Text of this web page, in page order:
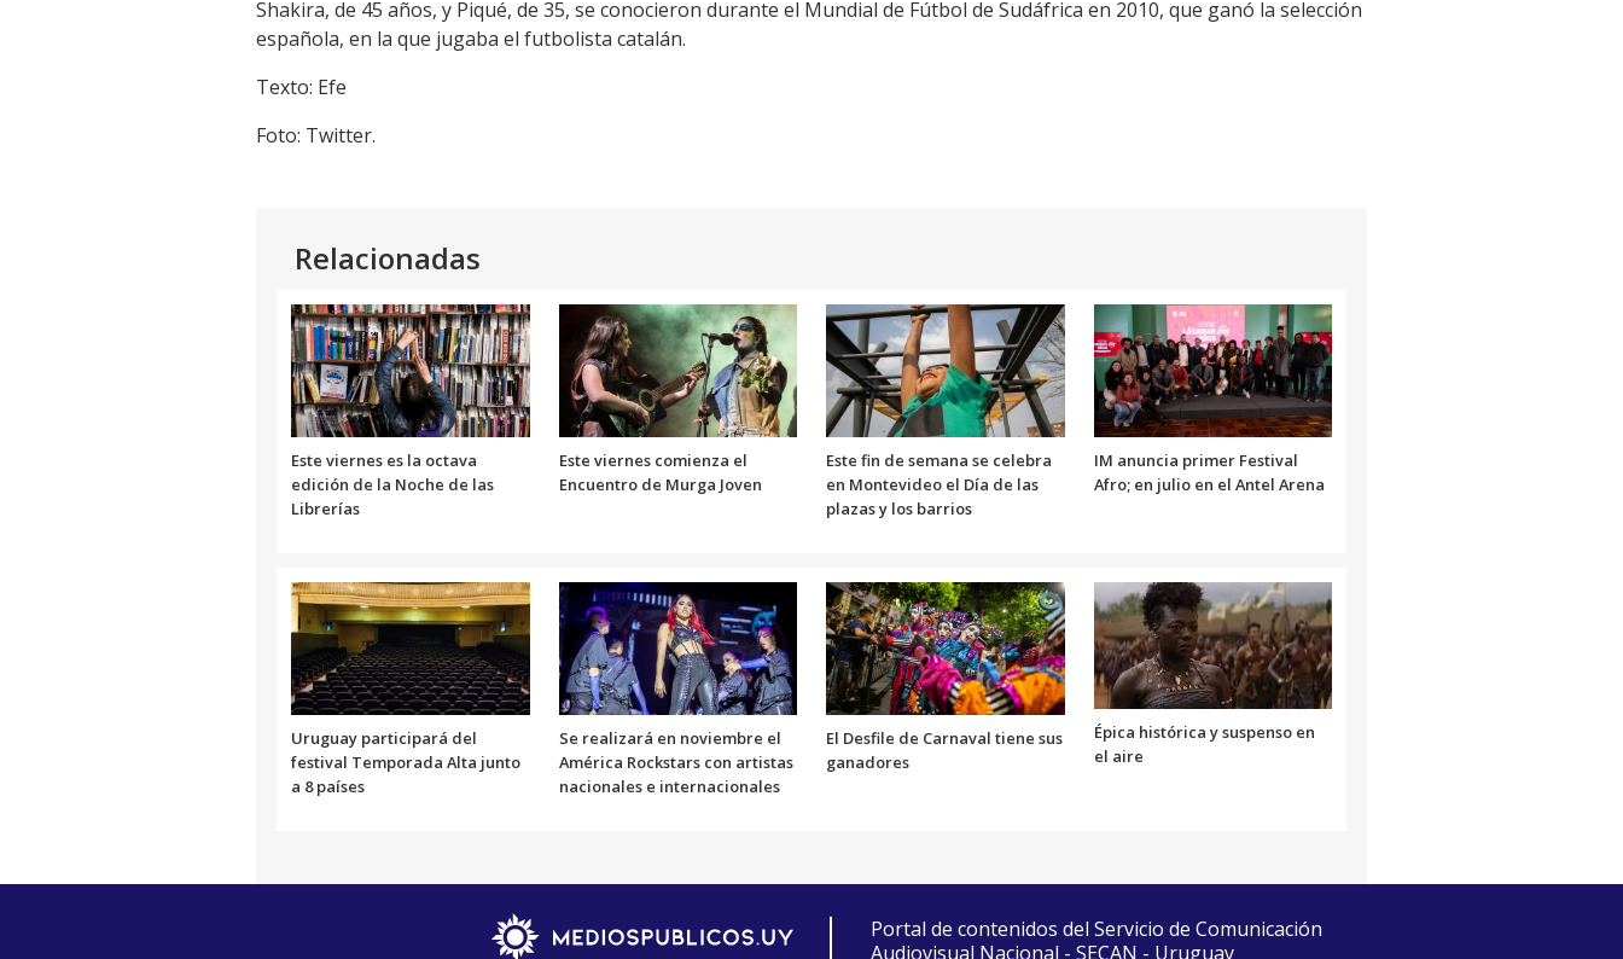
Shakira, de 45 años, y Piqué, de 35, se conocieron durante el Mundial de Fútbol de Sudáfrica en 2010, que ganó la selección
española, en la que jugaba el futbolista catalán.
Texto: Efe
Foto: Twitter.
Relacionadas
Este viernes es la octava
edición de la Noche de las
Librerías
Este viernes comienza el
Encuentro de Murga Joven
Este fin de semana se celebra
en Montevideo el Día de las
plazas y los barrios
IM anuncia primer Festival
Afro; en julio en el Antel Arena
Uruguay participará del
festival Temporada Alta junto
a 8 países
Se realizará en noviembre el
América Rockstars con artistas
nacionales e internacionales
El Desfile de Carnaval tiene sus
ganadores
Épica histórica y suspenso en
el aire
Portal de contenidos del Servicio de Comunicación
Audiovisual Nacional - SECAN - Uruguay